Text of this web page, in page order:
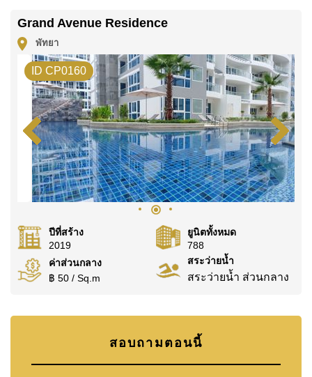
คุณ!
ติดต่อ Cornerstone Real Estate โทร +6638411250
หรือ อีเมลinfo@cornerstone.co.th
WhatsApp ของสำนักงาน:+66807945904และ LINE:
@cornerstonepattaya
Grand Avenue Residence
พัทยา
ID CP0160
ปีที่สร้าง
2019
ยูนิตทั้งหมด
788
ค่าส่วนกลาง
฿ 50 / Sq.m
สระว่ายน้ำ
สระว่ายน้ำ ส่วนกลาง
สอบถามตอนนี้